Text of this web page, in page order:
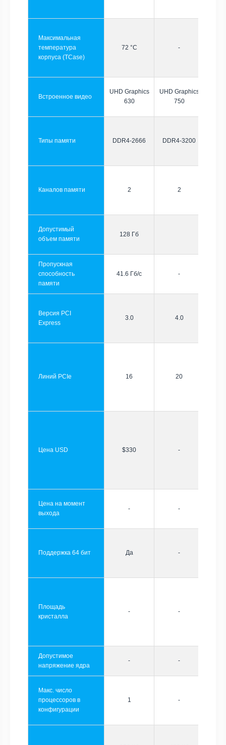
Максимальная
температура
корпуса (TCase)
72 °C -
Встроенное видео
UHD Graphics
630
UHD Graphics
750
Типы памяти DDR4-2666 DDR4-3200
Каналов памяти 2 2
Допустимый
объем памяти
128 Гб
Пропускная
способность
памяти
41.6 Гб/с -
Версия PCI
Express
3.0 4.0
Линий PCIe 16 20
Цена USD $330 -
Цена на момент
выхода
- -
Поддержка 64 бит Да -
Площадь
кристалла
- -
Допустимое
напряжение ядра
- -
Макс. число
процессоров в
конфигурации
1 -